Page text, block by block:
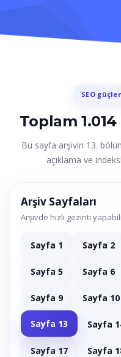
SEO
Toplam
Bu sayfa arşivin 13.
açıklama ve
Arşiv Sayfaları
Arşivde hızlı gezinti
Sayfa 1 Sayfa 2
Sayfa 5 Sayfa 6
Sayfa 9 Sayfa 10
Sayfa 13 Sayfa
Sayfa 17 Sayfa